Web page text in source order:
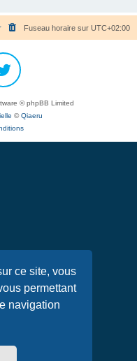
ce site, vous
permettant
navigation
Fuseau horaire sur UTC+02:00
© phpBB Limited
©Qiaeru